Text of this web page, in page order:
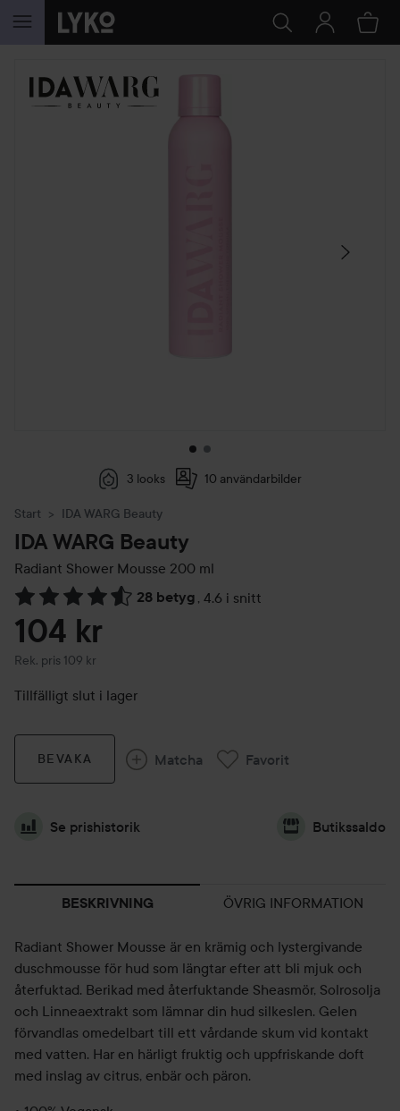
HOPPA TILL INNEHÅLLET
HOPPA ÖVER SEKTIONEN
3 looks 10 användarbilder
Start IDA WARG Beauty
IDA WARG Beauty
Radiant Shower Mousse 200 ml
28 betyg , 4.6 i snitt
Hoppa till Betyg & kommentarer
104 kr
Rek. pris 109 kr
Rekommenderat pris 109 kr
Tillfälligt slut i lager
BEVAKA Matcha Favorit
Se prishistorik Butikssaldo
BESKRIVNING ÖVRIG INFORMATION
Radiant Shower Mousse är en krämig och lystergivande
duschmousse för hud som längtar efter att bli mjuk och
återfuktad. Berikad med återfuktande Sheasmör, Solrosolja
och Linneaextrakt som lämnar din hud silkeslen. Gelen
förvandlas omedelbart till ett vårdande skum vid kontakt
med vatten. Har en härligt fruktig och uppfriskande doft
med inslag av citrus, enbär och päron.